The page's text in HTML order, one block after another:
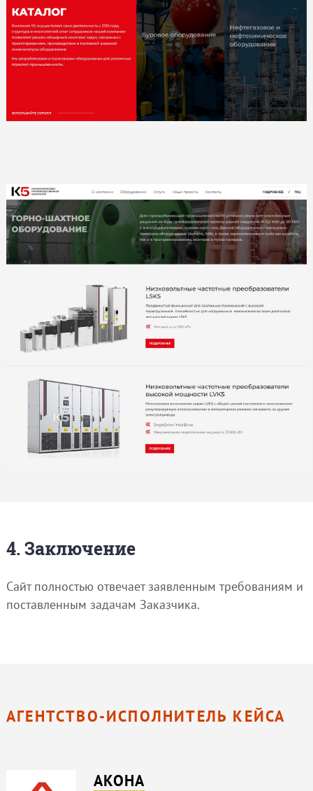
4. Заключение
Сайт полностью отвечает заявленным требованиям и
поставленным задачам Заказчика.
АГЕНТСТВО-ИСПОЛНИТЕЛЬ КЕЙСА
АКОНА